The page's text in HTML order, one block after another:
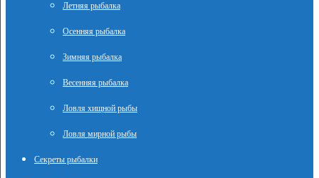
Летняя рыбалка
Осенняя рыбалка
Зимняя рыбалка
Весенняя рыбалка
Ловля хищной рыбы
Ловля мирной рыбы
Секреты рыбалки